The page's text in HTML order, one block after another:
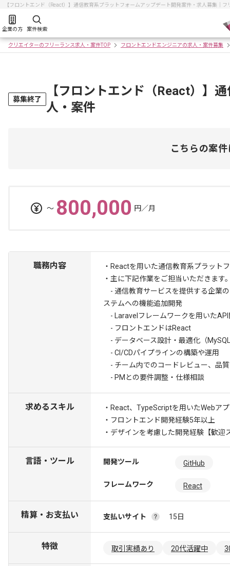
【フロントエンド（React）】通信教育系プラットフォームアップデート開発案件・求人募集｜
企業の方 案件検索
クリエイターのフリーランス求人・案件TOP フロントエンドエンジニアの求人・案件募集
募集終了
【フロントエンド（React）】
人・案件
こちらの案
〜 800,000 円／月
職務内容
・Reactを用いた通信教育系プラット
・主に下記作業をご担当いただきます
- 通信教育サービスを提供する企業
ステムへの機能追加開発
- Laravelフレームワークを用いたAPI
- フロントエンドはReact
- データベース設計・最適化（
- CI/CDパイプラインの構築や運用
- チーム内でのコードレビュー、品
- PMとの要件調整・仕様相談
求めるスキル
・React、TypeScriptを用いたWebア
・フロントエンド開発経験5年以上
・デザインを考慮した開発経験 【歓
言語・ツール 開発ツール GitHub
フレームワーク React
精算・お支払い 支払いサイト 15日
特徴 取引実績あり 20代活躍中